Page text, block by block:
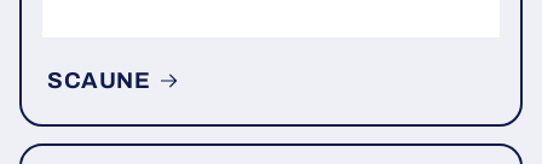
SCAUNE